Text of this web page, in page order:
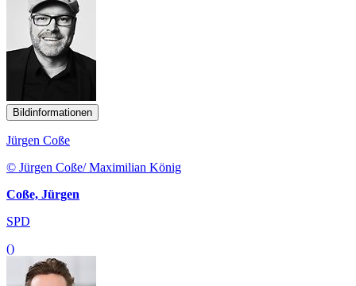
Bildinformationen
Jürgen Coße
© Jürgen Coße/ Maximilian König
Coße, Jürgen
SPD
()